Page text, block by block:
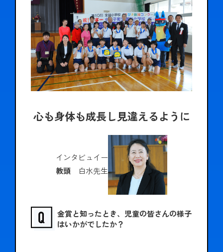
かんぽプラチナライフサービス
ご契約のしおり・約款（Web約款）
保険用語集
お問い合わせ
保険用語集
お問い合わせ
すこやか健康ラボ
ラジオ体操ポータルサイト
かんぽ生命のサステナビリティ
お客さまの声／お客さまサービス向上の取組み
かんぽジャンクション
心も身体も成長し見違えるように
インタビュイー
教頭
白水先生
金賞と知ったとき、児童の皆さんの様子
はいかがでしたか？